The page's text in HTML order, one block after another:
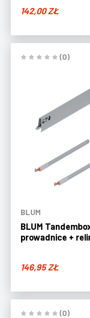
142,00ZŁ
(0)
BLUM
BLUM
prowadnice +
146,95ZŁ
(0)